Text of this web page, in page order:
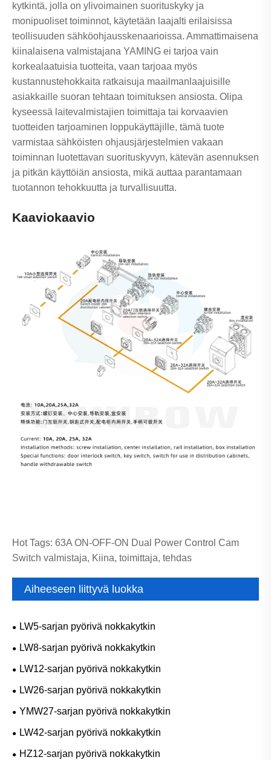
kytkintä, jolla on ylivoimainen suorituskyky ja
monipuoliset toiminnot, käytetään laajalti erilaisissa
teollisuuden sähköohjausskenaarioissa. Ammattimaisena
kiinalaisena valmistajana YAMING ei tarjoa vain
korkealaatuisia tuotteita, vaan tarjoaa myös
kustannustehokkaita ratkaisuja maailmanlaajuisille
asiakkaille suoran tehtaan toimituksen ansiosta. Olipa
kyseessä laitevalmistajien toimittaja tai korvaavien
tuotteiden tarjoaminen loppukäyttäjille, tämä tuote
varmistaa sähköisten ohjausjärjestelmien vakaan
toiminnan luotettavan suorituskyvyn, kätevän asennuksen
ja pitkän käyttöiän ansiosta, mikä auttaa parantamaan
tuotannon tehokkuutta ja turvallisuutta.
Kaaviokaavio
Hot Tags: 63A ON-OFF-ON Dual Power Control Cam
Switch valmistaja, Kiina, toimittaja, tehdas
Aiheeseen liittyvä luokka
LW5-sarjan pyörivä nokkakytkin
LW8-sarjan pyörivä nokkakytkin
LW12-sarjan pyörivä nokkakytkin
LW26-sarjan pyörivä nokkakytkin
YMW27-sarjan pyörivä nokkakytkin
LW42-sarjan pyörivä nokkakytkin
HZ12-sarjan pyörivä nokkakytkin